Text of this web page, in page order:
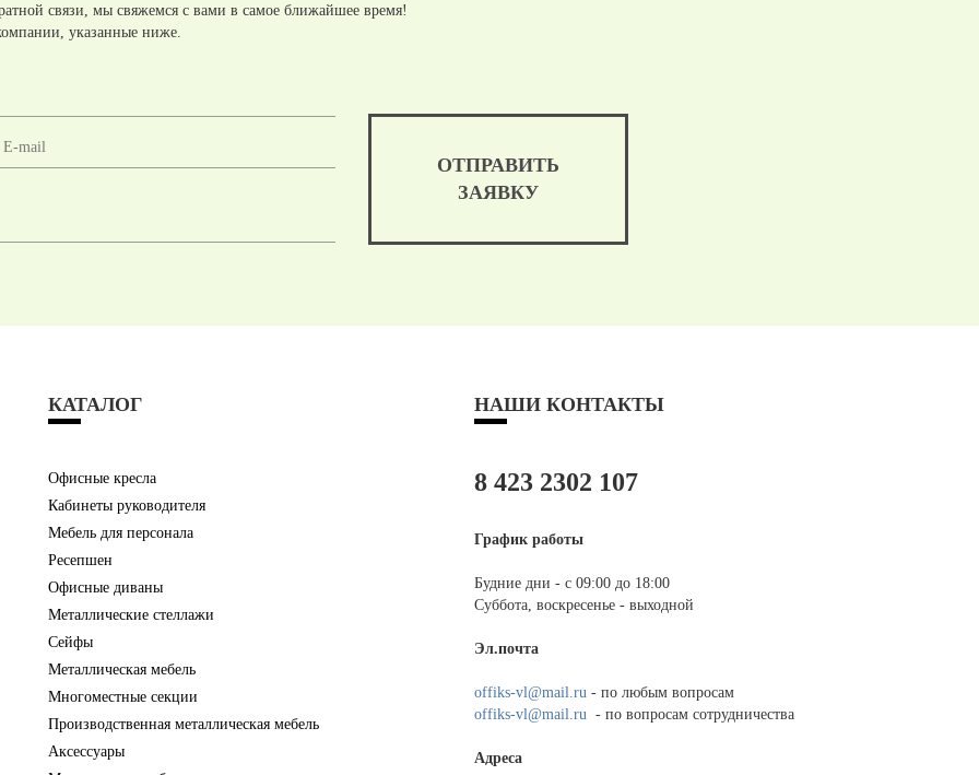
связи, мы свяжемся с вами в самое ближайшее время!
указанные ниже.
ОТПРАВИТЬ
ЗАЯВКУ
КАТАЛОГ
Офисные кресла
Кабинеты руководителя
Мебель для персонала
Ресепшен
Офисные диваны
Металлические стеллажи
Сейфы
Металлическая мебель
Многоместные секции
Производственная металлическая мебель
Аксессуары
НАШИ КОНТАКТЫ
8 423 2302 107
График работы
Будние дни - с 09:00 до 18:00
Суббота, воскресенье - выходной
Эл.почта
offiks-vl@mail.ru - по любым вопросам
offiks-vl@mail.ru - по вопросам сотрудничества
Адреса